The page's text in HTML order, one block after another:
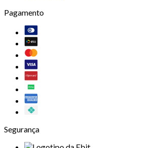
Pagamento
Segurança